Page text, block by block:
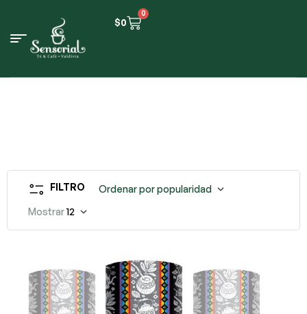
$0
0
FILTRO
Ordenar por popularidad
Mostrar12